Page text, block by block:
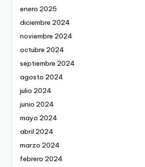
enero 2025
diciembre 2024
noviembre 2024
octubre 2024
septiembre 2024
agosto 2024
julio 2024
junio 2024
mayo 2024
abril 2024
marzo 2024
febrero 2024